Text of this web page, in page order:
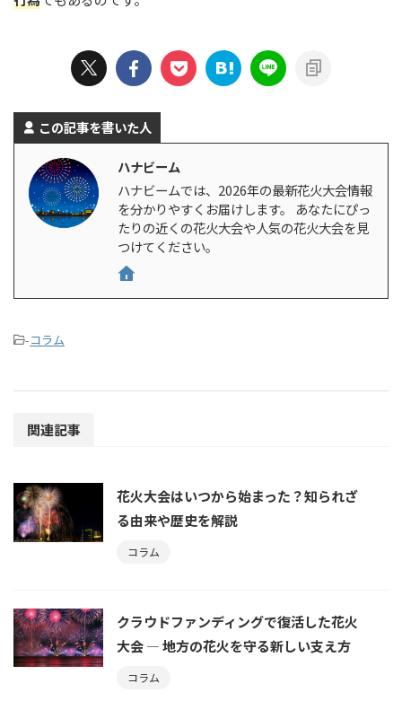
この記事を書いた人
ハナビーム
ハナビームでは、2026年の最新花火大会情報
を分かりやすくお届けします。 あなたにぴっ
たりの近くの花火大会や人気の花火大会を見
つけてください。
-コラム
関連記事
花火大会はいつから始まった？知られざ
る由来や歴史を解説
コラム
クラウドファンディングで復活した花火
大会 ― 地方の花火を守る新しい支え方
コラム